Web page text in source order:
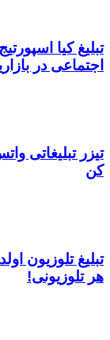
اجتماعی در
تیزر تبلیغاتی
کن
تبلیغ تلوزیون
هر تلوزیونی!